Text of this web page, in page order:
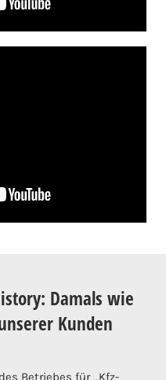
Damals wie
Kunden